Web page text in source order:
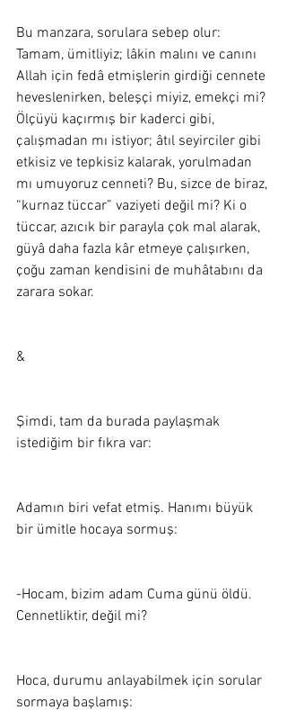
Bu manzara, sorulara sebep olur:
Tamam, ümitliyiz; lâkin malını ve canını
Allah için fedâ etmişlerin girdiği cennete
heveslenirken, beleşçi miyiz, emekçi mi?
Ölçüyü kaçırmış bir kaderci gibi,
çalışmadan mı istiyor; âtıl seyirciler gibi
etkisiz ve tepkisiz kalarak, yorulmadan
mı umuyoruz cenneti? Bu, sizce de biraz,
“kurnaz tüccar” vaziyeti değil mi? Ki o
tüccar, azıcık bir parayla çok mal alarak,
güyâ daha fazla kâr etmeye çalışırken,
çoğu zaman kendisini de muhâtabını da
zarara sokar.
&
Şimdi, tam da burada paylaşmak
istediğim bir fıkra var:
Adamın biri vefat etmiş. Hanımı büyük
bir ümitle hocaya sormuş:
-Hocam, bizim adam Cuma günü öldü.
Cennetliktir, değil mi?
Hoca, durumu anlayabilmek için sorular
sormaya başlamış: